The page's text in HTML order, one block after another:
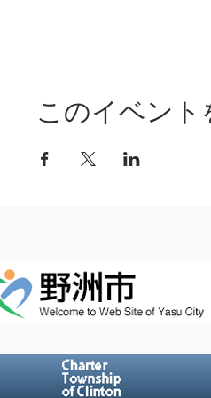
このイベント